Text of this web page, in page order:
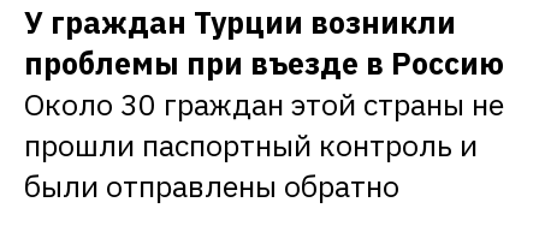
У граждан Турции возникли
проблемы при въезде в Россию
Около 30 граждан этой страны не
прошли паспортный контроль и
были отправлены обратно